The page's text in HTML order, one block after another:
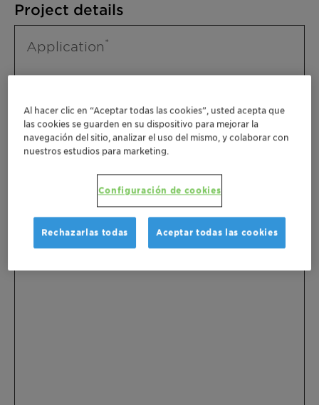
Project details
Application
Please specify further needs you might
Al hacer clic en “Aceptar todas las cookies”, usted acepta que
las cookies se guarden en su dispositivo para mejorar la
navegación del sitio, analizar el uso del mismo, y colaborar con
nuestros estudios para marketing.
Configuración de cookies
Rechazarlas todas Aceptar todas las cookies